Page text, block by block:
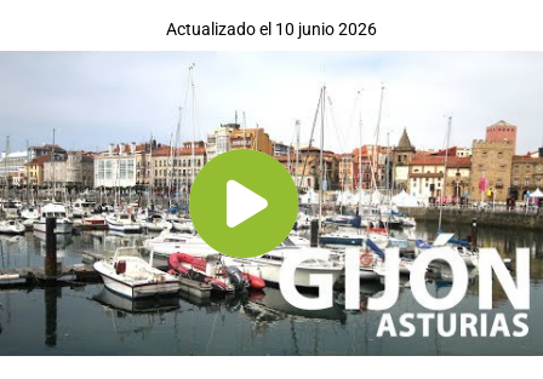
RESTAURANTES
TURISMO ACTIVO
TIENDA
AGENDA
OFERTAS
CONTACTO
Actualizado el 10 junio 2026